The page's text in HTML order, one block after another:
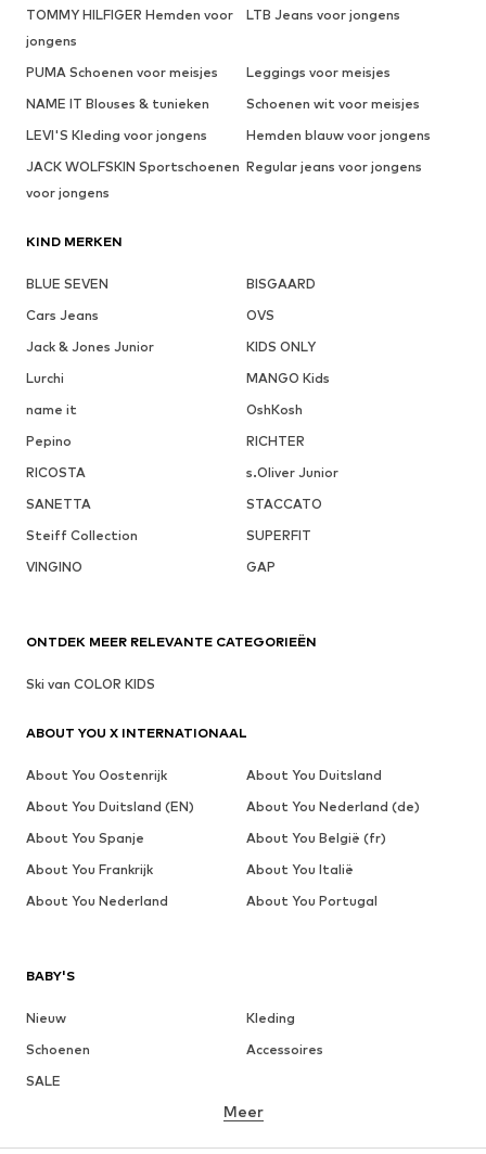
TOMMY HILFIGER Hemden voor
jongens
LTB Jeans voor jongens
PUMA Schoenen voor meisjes
Leggings voor meisjes
NAME IT Blouses & tunieken
Schoenen wit voor meisjes
LEVI'S Kleding voor jongens
Hemden blauw voor jongens
JACK WOLFSKIN Sportschoenen
voor jongens
Regular jeans voor jongens
KIND MERKEN
BLUE SEVEN
BISGAARD
Cars Jeans
OVS
Jack & Jones Junior
KIDS ONLY
Lurchi
MANGO Kids
name it
OshKosh
Pepino
RICHTER
RICOSTA
s.Oliver Junior
SANETTA
STACCATO
Steiff Collection
SUPERFIT
VINGINO
GAP
BABY'S
Nieuw
Kleding
Schoenen
Accessoires
SALE
Meer
ONTDEK MEER RELEVANTE CATEGORIEËN
Ski van COLOR KIDS
ABOUT YOU X INTERNATIONAAL
About You Oostenrijk
About You Duitsland
About You Duitsland (EN)
About You Nederland (de)
About You Spanje
About You België (fr)
About You Frankrijk
About You Italië
About You Nederland
About You Portugal